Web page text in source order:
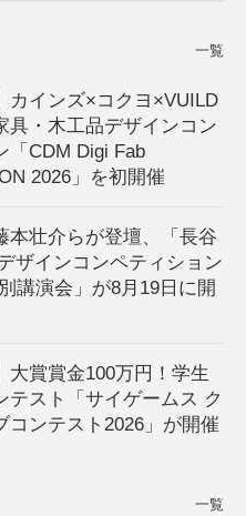
一覧
カインズ×コクヨ×VUILD
具・木工品デザインコン
「CDM Digi Fab
2026」を初開催
本壮介らが登壇、「長谷
ザインコンペティション
講演会」が8月19日に開
大賞賞金100万円！学生
テスト「サイゲームス ク
コンテスト2026」が開催
一覧